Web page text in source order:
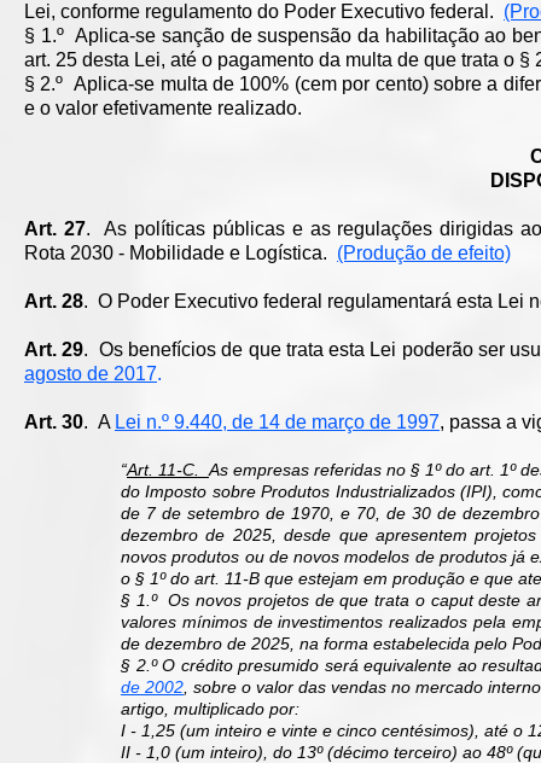
Lei, conforme regulamento do Poder Executivo federal.
§ 1.º Aplica-se sanção de suspensão da habilitação ao
art. 25 desta Lei, até o pagamento da multa de que trata o §
§ 2.º Aplica-se multa de 100% (cem por cento) sobre a
e o valor efetivamente realizado.
Art. 27. As políticas públicas e as regulações dirigidas
Rota 2030 - Mobilidade e Logística. (Produção de efeito)
Art. 28. O Poder Executivo federal regulamentará esta Lei
Art. 29. Os benefícios de que trata esta Lei poderão ser
agosto de 2017.
Art. 30. A Lei n.º 9.440, de 14 de março de 1997, passa a
“Art. 11-C. As empresas referidas no § 1º do art. 1º
do Imposto sobre Produtos Industrializados (IPI),
de 7 de setembro de 1970, e 70, de 30 de
dezembro de 2025, desde que apresentem
novos produtos ou de novos modelos de produtos já
o § 1º do art. 11-B que estejam em produção e que
§ 1.º Os novos projetos de que trata o caput deste
valores mínimos de investimentos realizados pela
de dezembro de 2025, na forma estabelecida pelo
§ 2.º O crédito presumido será equivalente ao
de 2002 , sobre o valor das vendas no mercado
artigo, multiplicado por:
I - 1,25 (um inteiro e vinte e cinco centésimos), até o
II - 1,0 (um inteiro), do 13º (décimo terceiro) ao 48º